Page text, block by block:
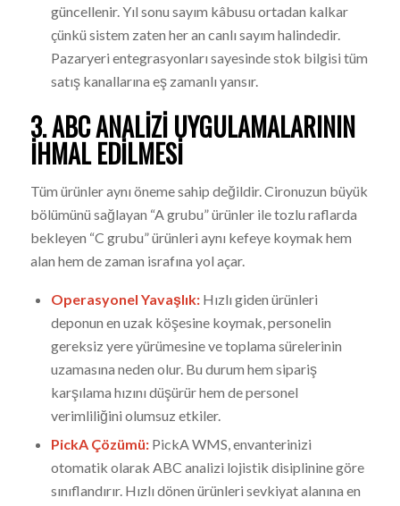
güncellenir. Yıl sonu sayım kâbusu ortadan kalkar
çünkü sistem zaten her an canlı sayım halindedir.
Pazaryeri entegrasyonları sayesinde stok bilgisi tüm
satış kanallarına eş zamanlı yansır.
3. ABC ANALIZI UYGULAMALARININ
İHMAL EDILMESI
Tüm ürünler aynı öneme sahip değildir. Cironuzun büyük
bölümünü sağlayan “A grubu” ürünler ile tozlu raflarda
bekleyen “C grubu” ürünleri aynı kefeye koymak hem
alan hem de zaman israfına yol açar.
Operasyonel Yavaşlık:Hızlı giden ürünleri
deponun en uzak köşesine koymak, personelin
gereksiz yere yürümesine ve toplama sürelerinin
uzamasına neden olur. Bu durum hem sipariş
karşılama hızını düşürür hem de personel
verimliliğini olumsuz etkiler.
PickA Çözümü:PickA WMS, envanterinizi
otomatik olarak ABC analizi lojistik disiplinine göre
sınıflandırır. Hızlı dönen ürünleri sevkiyat alanına en